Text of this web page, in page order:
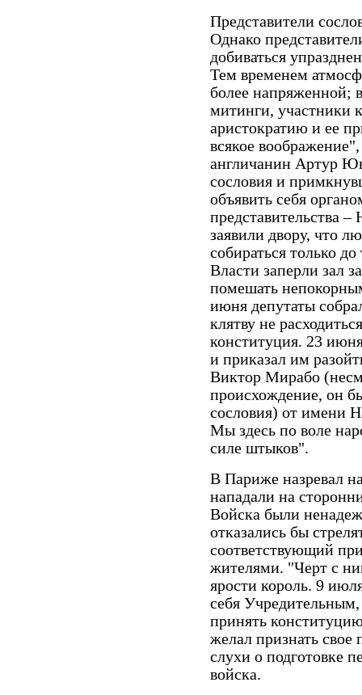
Представители
Однако
добиваться
Тем временем
более напряженной;
митинги, участники
аристократию и ее
всякое
англичанин Артур
сословия и
объявить себя
представительства
заявили двору, что
собираться только
Власти заперли зал
помешать
июня депутаты
клятву не
конституция. 23
и приказал им
Виктор Мирабо
происхождение, он
сословия) от имени
Мы здесь по воле
силе штыков".
В Париже назревал
нападали на
Войска были
отказались бы
соответствующий
жителями. "Черт с
ярости король. 9
себя Учредительным,
принять
желал признать
слухи о подготовке
войска.